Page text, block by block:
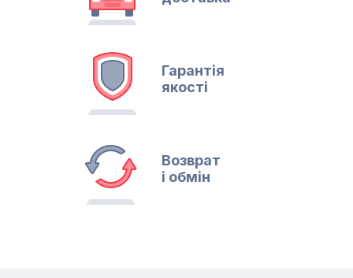
Гарантія
якості
Возврат
і обмін